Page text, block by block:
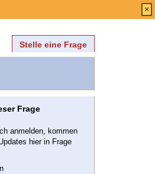
Stelle eine Frage
Frage
anmelden, kommen
hier in Frage
×